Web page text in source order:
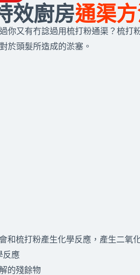
效廚房通渠
你又有冇諗過用梳打粉通渠？梳打
於頭髮所造成的淤塞。
和梳打粉產生化學反應，產生二氧化
反應
的殘餘物